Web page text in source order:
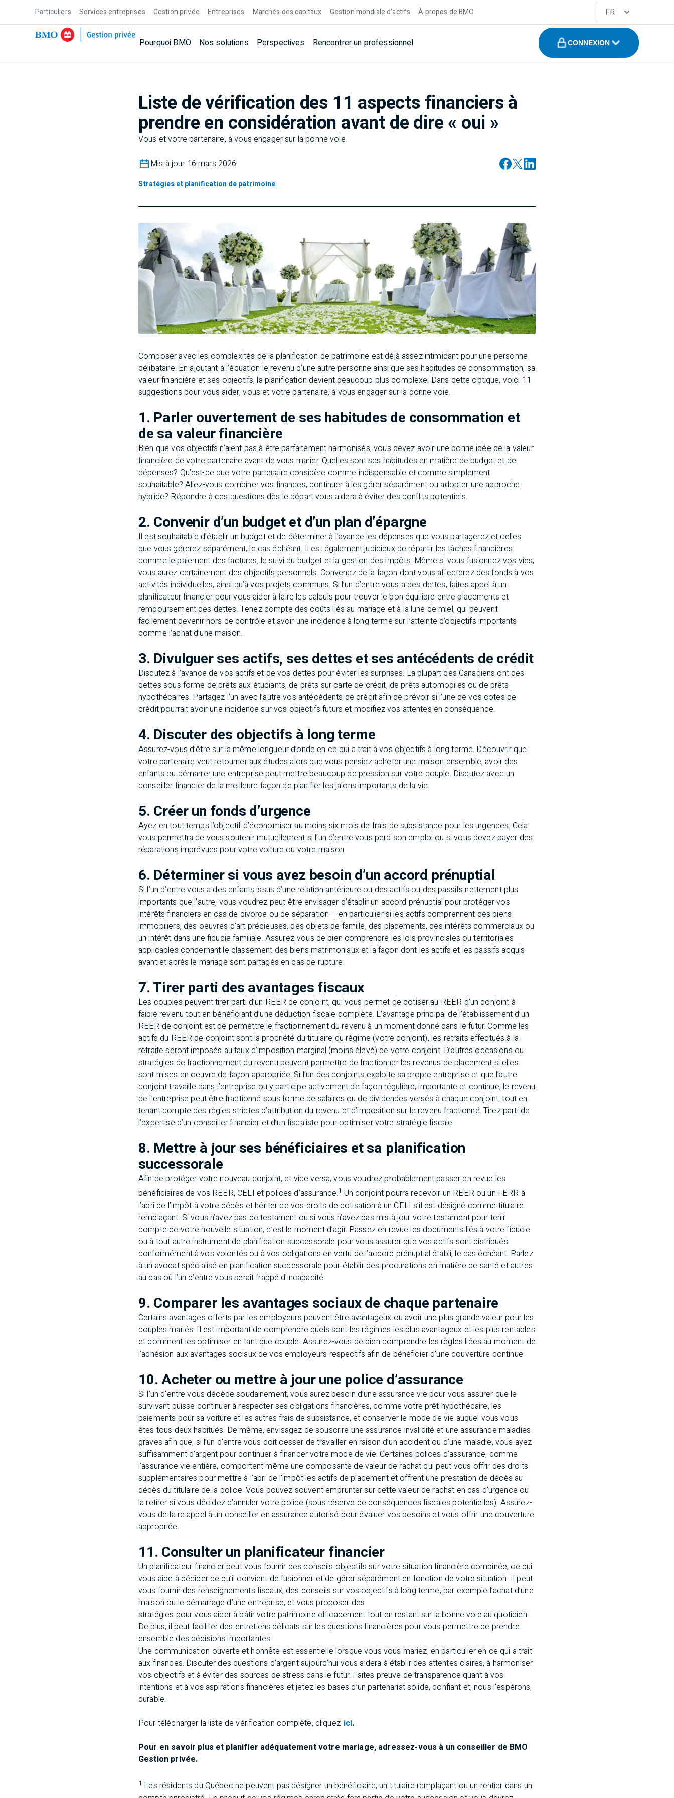
Particuliers Services entreprises Gestion privée Entreprises Marchés des capitaux Gestion mondiale d’actifs À propos de BMO FR
Pourquoi BMO Nos solutions Perspectives Rencontrer un professionnel CONNEXION
Liste de vérification des 11 aspects financiers à
prendre en considération avant de dire « oui »
Vous et votre partenaire, à vous engager sur la bonne voie.
Mis à jour 16 mars 2026
Stratégies et planification de patrimoine
Composer avec les complexités de la planification de patrimoine est déjà assez intimidant pour une personne
célibataire. En ajoutant à l’équation le revenu d’une autre personne ainsi que ses habitudes de consommation, sa
valeur financière et ses objectifs, la planification devient beaucoup plus complexe. Dans cette optique, voici 11
suggestions pour vous aider, vous et votre partenaire, à vous engager sur la bonne voie.
1. Parler ouvertement de ses habitudes de consommation et
de sa valeur financière
Bien que vos objectifs n’aient pas à être parfaitement harmonisés, vous devez avoir une bonne idée de la valeur
financière de votre partenaire avant de vous marier. Quelles sont ses habitudes en matière de budget et de
dépenses? Qu’est-ce que votre partenaire considère comme indispensable et comme simplement
souhaitable? Allez-vous combiner vos finances, continuer à les gérer séparément ou adopter une approche
hybride? Répondre à ces questions dès le départ vous aidera à éviter des conflits potentiels.
2. Convenir d’un budget et d’un plan d’épargne
Il est souhaitable d’établir un budget et de déterminer à l’avance les dépenses que vous partagerez et celles
que vous gérerez séparément, le cas échéant. Il est également judicieux de répartir les tâches financières
comme le paiement des factures, le suivi du budget et la gestion des impôts. Même si vous fusionnez vos vies,
vous aurez certainement des objectifs personnels. Convenez de la façon dont vous affecterez des fonds à vos
activités individuelles, ainsi qu’à vos projets communs. Si l’un d’entre vous a des dettes, faites appel à un
planificateur financier pour vous aider à faire les calculs pour trouver le bon équilibre entre placements et
remboursement des dettes. Tenez compte des coûts liés au mariage et à la lune de miel, qui peuvent
facilement devenir hors de contrôle et avoir une incidence à long terme sur l’atteinte d’objectifs importants
comme l’achat d’une maison.
3. Divulguer ses actifs, ses dettes et ses antécédents de crédit
Discutez à l’avance de vos actifs et de vos dettes pour éviter les surprises. La plupart des Canadiens ont des
dettes sous forme de prêts aux étudiants, de prêts sur carte de crédit, de prêts automobiles ou de prêts
hypothécaires. Partagez l’un avec l’autre vos antécédents de crédit afin de prévoir si l’une de vos cotes de
crédit pourrait avoir une incidence sur vos objectifs futurs et modifiez vos attentes en conséquence.
4. Discuter des objectifs à long terme
Assurez-vous d’être sur la même longueur d’onde en ce qui a trait à vos objectifs à long terme. Découvrir que
votre partenaire veut retourner aux études alors que vous pensiez acheter une maison ensemble, avoir des
enfants ou démarrer une entreprise peut mettre beaucoup de pression sur votre couple. Discutez avec un
conseiller financier de la meilleure façon de planifier les jalons importants de la vie.
5. Créer un fonds d’urgence
Ayez en tout temps l’objectif d’économiser au moins six mois de frais de subsistance pour les urgences. Cela
vous permettra de vous soutenir mutuellement si l’un d’entre vous perd son emploi ou si vous devez payer des
réparations imprévues pour votre voiture ou votre maison.
6. Déterminer si vous avez besoin d’un accord prénuptial
Si l’un d’entre vous a des enfants issus d’une relation antérieure ou des actifs ou des passifs nettement plus
importants que l’autre, vous voudrez peut-être envisager d’établir un accord prénuptial pour protéger vos
intérêts financiers en cas de divorce ou de séparation – en particulier si les actifs comprennent des biens
immobiliers, des oeuvres d’art précieuses, des objets de famille, des placements, des intérêts commerciaux ou
un intérêt dans une fiducie familiale. Assurez-vous de bien comprendre les lois provinciales ou territoriales
applicables concernant le classement des biens matrimoniaux et la façon dont les actifs et les passifs acquis
avant et après le mariage sont partagés en cas de rupture.
7. Tirer parti des avantages fiscaux
Les couples peuvent tirer parti d’un REER de conjoint, qui vous permet de cotiser au REER d’un conjoint à
faible revenu tout en bénéficiant d’une déduction fiscale complète. L’avantage principal de l’établissement d’un
REER de conjoint est de permettre le fractionnement du revenu à un moment donné dans le futur. Comme les
actifs du REER de conjoint sont la propriété du titulaire du régime (votre conjoint), les retraits effectués à la
retraite seront imposés au taux d’imposition marginal (moins élevé) de votre conjoint. D’autres occasions ou
stratégies de fractionnement du revenu peuvent permettre de fractionner les revenus de placement si elles
sont mises en oeuvre de façon appropriée. Si l’un des conjoints exploite sa propre entreprise et que l’autre
conjoint travaille dans l’entreprise ou y participe activement de façon régulière, importante et continue, le revenu
de l’entreprise peut être fractionné sous forme de salaires ou de dividendes versés à chaque conjoint, tout en
tenant compte des règles strictes d’attribution du revenu et d’imposition sur le revenu fractionné. Tirez parti de
l’expertise d’un conseiller financier et d’un fiscaliste pour optimiser votre stratégie fiscale.
8. Mettre à jour ses bénéficiaires et sa planification
successorale
Afin de protéger votre nouveau conjoint, et vice versa, vous voudrez probablement passer en revue les
bénéficiaires de vos REER, CELI et polices d’assurance.1 Un conjoint pourra recevoir un REER ou un FERR à
l’abri de l’impôt à votre décès et hériter de vos droits de cotisation à un CELI s’il est désigné comme titulaire
remplaçant. Si vous n’avez pas de testament ou si vous n’avez pas mis à jour votre testament pour tenir
compte de votre nouvelle situation, c’est le moment d’agir. Passez en revue les documents liés à votre fiducie
ou à tout autre instrument de planification successorale pour vous assurer que vos actifs sont distribués
conformément à vos volontés ou à vos obligations en vertu de l’accord prénuptial établi, le cas échéant. Parlez
à un avocat spécialisé en planification successorale pour établir des procurations en matière de santé et autres
au cas où l’un d’entre vous serait frappé d’incapacité.
9. Comparer les avantages sociaux de chaque partenaire
Certains avantages offerts par les employeurs peuvent être avantageux ou avoir une plus grande valeur pour les
couples mariés. Il est important de comprendre quels sont les régimes les plus avantageux et les plus rentables
et comment les optimiser en tant que couple. Assurez-vous de bien comprendre les règles liées au moment de
l’adhésion aux avantages sociaux de vos employeurs respectifs afin de bénéficier d’une couverture continue.
10. Acheter ou mettre à jour une police d’assurance
Si l’un d’entre vous décède soudainement, vous aurez besoin d’une assurance vie pour vous assurer que le
survivant puisse continuer à respecter ses obligations financières, comme votre prêt hypothécaire, les
paiements pour sa voiture et les autres frais de subsistance, et conserver le mode de vie auquel vous vous
êtes tous deux habitués. De même, envisagez de souscrire une assurance invalidité et une assurance maladies
graves afin que, si l’un d’entre vous doit cesser de travailler en raison d’un accident ou d’une maladie, vous ayez
suffisamment d’argent pour continuer à financer votre mode de vie. Certaines polices d’assurance, comme
l’assurance vie entière, comportent même une composante de valeur de rachat qui peut vous offrir des droits
supplémentaires pour mettre à l’abri de l’impôt les actifs de placement et offrent une prestation de décès au
décès du titulaire de la police. Vous pouvez souvent emprunter sur cette valeur de rachat en cas d’urgence ou
la retirer si vous décidez d’annuler votre police (sous réserve de conséquences fiscales potentielles). Assurez-
vous de faire appel à un conseiller en assurance autorisé pour évaluer vos besoins et vous offrir une couverture
appropriée.
11. Consulter un planificateur financier
Un planificateur financier peut vous fournir des conseils objectifs sur votre situation financière combinée, ce qui
vous aide à décider ce qu’il convient de fusionner et de gérer séparément en fonction de votre situation. Il peut
vous fournir des renseignements fiscaux, des conseils sur vos objectifs à long terme, par exemple l’achat d’une
maison ou le démarrage d’une entreprise, et vous proposer des
stratégies pour vous aider à bâtir votre patrimoine efficacement tout en restant sur la bonne voie au quotidien.
De plus, il peut faciliter des entretiens délicats sur les questions financières pour vous permettre de prendre
ensemble des décisions importantes.
Une communication ouverte et honnête est essentielle lorsque vous vous mariez, en particulier en ce qui a trait
aux finances. Discuter des questions d’argent aujourd’hui vous aidera à établir des attentes claires, à harmoniser
vos objectifs et à éviter des sources de stress dans le futur. Faites preuve de transparence quant à vos
intentions et à vos aspirations financières et jetez les bases d’un partenariat solide, confiant et, nous l’espérons,
durable.
Pour télécharger la liste de vérification complète, cliquez ici.
Pour en savoir plus et planifier adéquatement votre mariage, adressez-vous à un conseiller de BMO
Gestion privée.
1 Les résidents du Québec ne peuvent pas désigner un bénéficiaire, un titulaire remplaçant ou un rentier dans un